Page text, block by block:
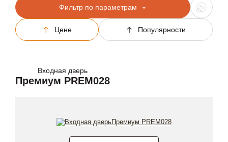
Фильтр по параметрам
Цене Популярности
Входная дверь
Премиум PREM028